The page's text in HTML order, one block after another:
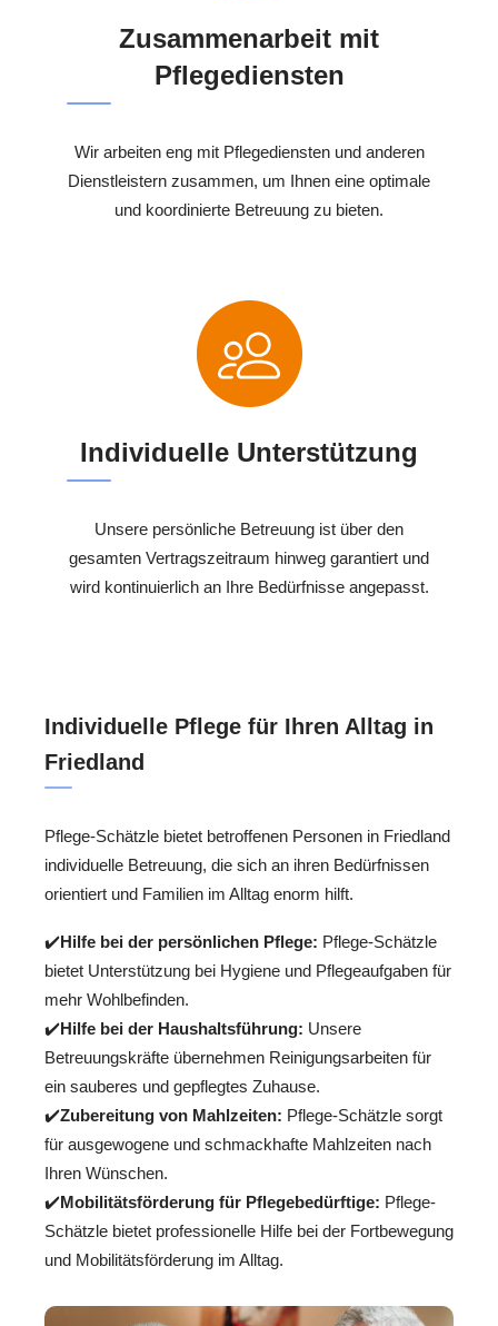
Zusammenarbeit mit
Pflegediensten
Wir arbeiten eng mit Pflegediensten und anderen
Dienstleistern zusammen, um Ihnen eine optimale
und koordinierte Betreuung zu bieten.
Individuelle Unterstützung
Unsere persönliche Betreuung ist über den
gesamten Vertragszeitraum hinweg garantiert und
wird kontinuierlich an Ihre Bedürfnisse angepasst.
Individuelle Pflege für Ihren Alltag in
Friedland
Pflege-Schätzle bietet betroffenen Personen in Friedland
individuelle Betreuung, die sich an ihren Bedürfnissen
orientiert und Familien im Alltag enorm hilft.
✔️Hilfe bei der persönlichen Pflege: Pflege-Schätzle
bietet Unterstützung bei Hygiene und Pflegeaufgaben für
mehr Wohlbefinden.
✔️Hilfe bei der Haushaltsführung: Unsere
Betreuungskräfte übernehmen Reinigungsarbeiten für
ein sauberes und gepflegtes Zuhause.
✔️Zubereitung von Mahlzeiten: Pflege-Schätzle sorgt
für ausgewogene und schmackhafte Mahlzeiten nach
Ihren Wünschen.
✔️Mobilitätsförderung für Pflegebedürftige: Pflege-
Schätzle bietet professionelle Hilfe bei der Fortbewegung
und Mobilitätsförderung im Alltag.